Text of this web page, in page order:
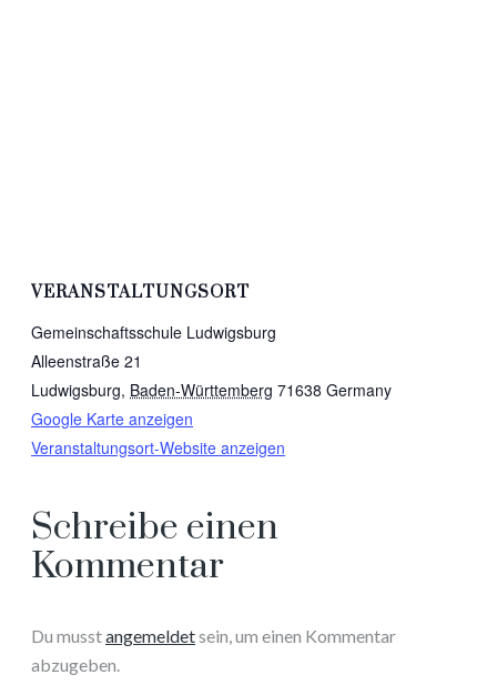
VERANSTALTUNGSORT
Gemeinschaftsschule Ludwigsburg
Alleenstraße 21
Ludwigsburg, Baden-Württemberg 71638 Germany
Google Karte anzeigen
Veranstaltungsort-Website anzeigen
Schreibe einen
Kommentar
Du musstangemeldetsein, um einen Kommentar
abzugeben.